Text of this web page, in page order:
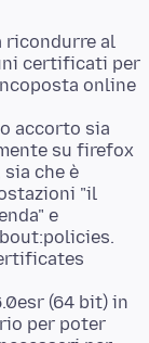
ricondurre al
certificati per
online
accorto sia
su firefox
che è
"il
e
(64 bit) in
per poter